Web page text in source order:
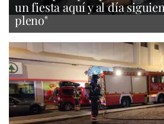
un fiesta aquí y al día
pleno"